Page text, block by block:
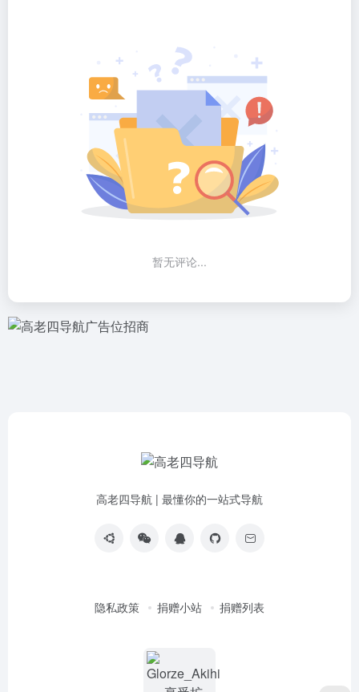
暂无评论...
高老四导航 | 最懂你的一站式导航
隐私政策 捐赠小站 捐赠列表